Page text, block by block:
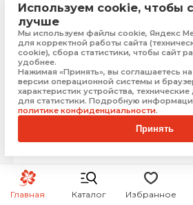
Главная Каталог Избранное
Покрасочная станция YKJ 120
Рассрочка от 1 645 ₽/мес.
Используем cookie, чтобы
лучше
Мы используем файлы cookie, Яндекс
для корректной работы сайта
cookie), сбора статистики, чтобы сайт
удобнее.
Нажимая «Принять», вы соглашаетесь
версии операционной системы и
характеристик устройства,
для статистики. Подробную
политике конфиденциальности.
Принять